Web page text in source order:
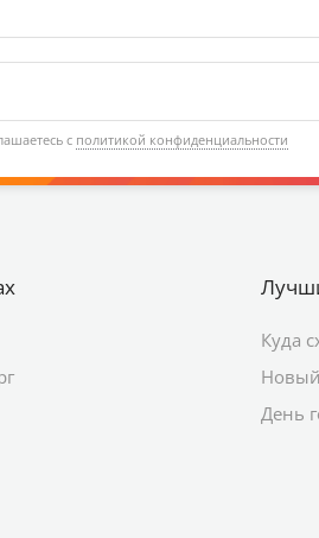
с политикой конфиденциальности
Куда
День